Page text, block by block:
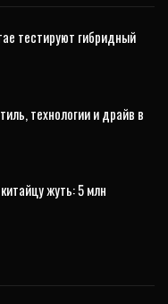
тестируют гибридный
технологии и драйв в
жуть: 5 млн